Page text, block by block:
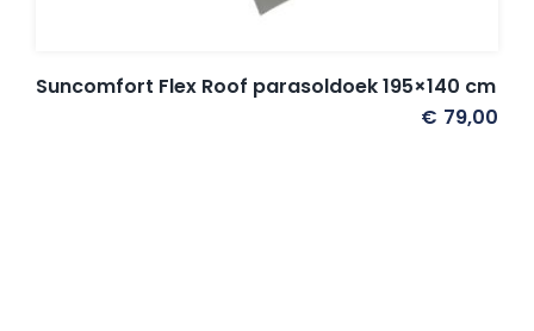
Suncomfort Flex Roof parasoldoek 195×140 cm
€ 79,00